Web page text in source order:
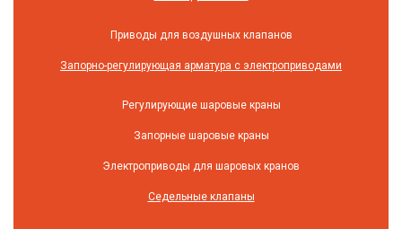
Приводы для воздушных клапанов
Запорно-регулирующая арматура с электроприводами
Регулирующие шаровые краны
Запорные шаровые краны
Электроприводы для шаровых кранов
Седельные клапаны